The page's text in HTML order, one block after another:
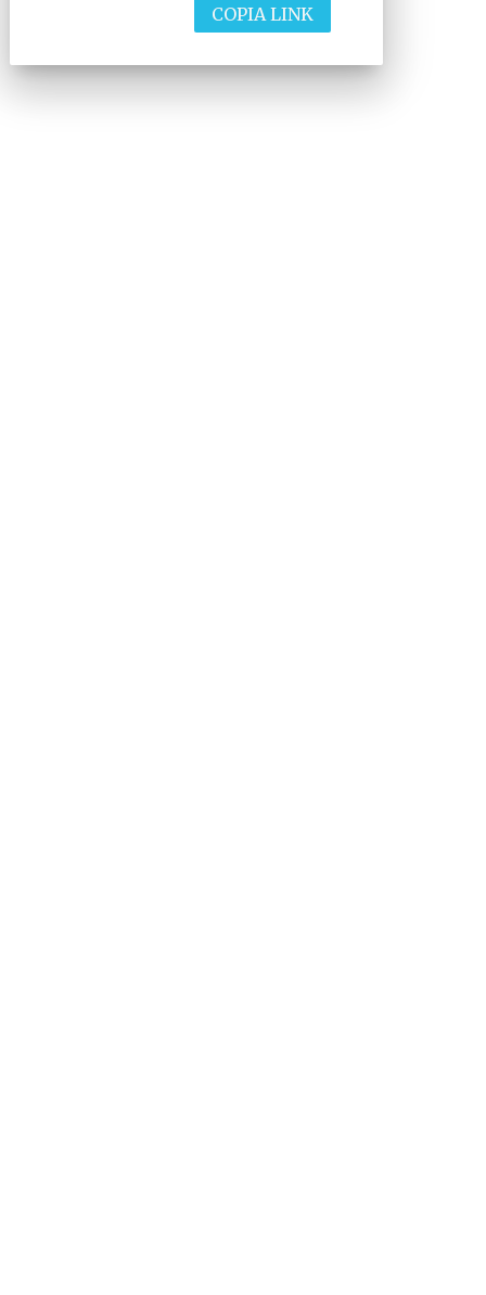
COPIA LINK